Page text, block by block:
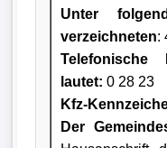
Unter
verzeichneten:
Telefonische
lautet: 0 28 23
Kfz-
Der